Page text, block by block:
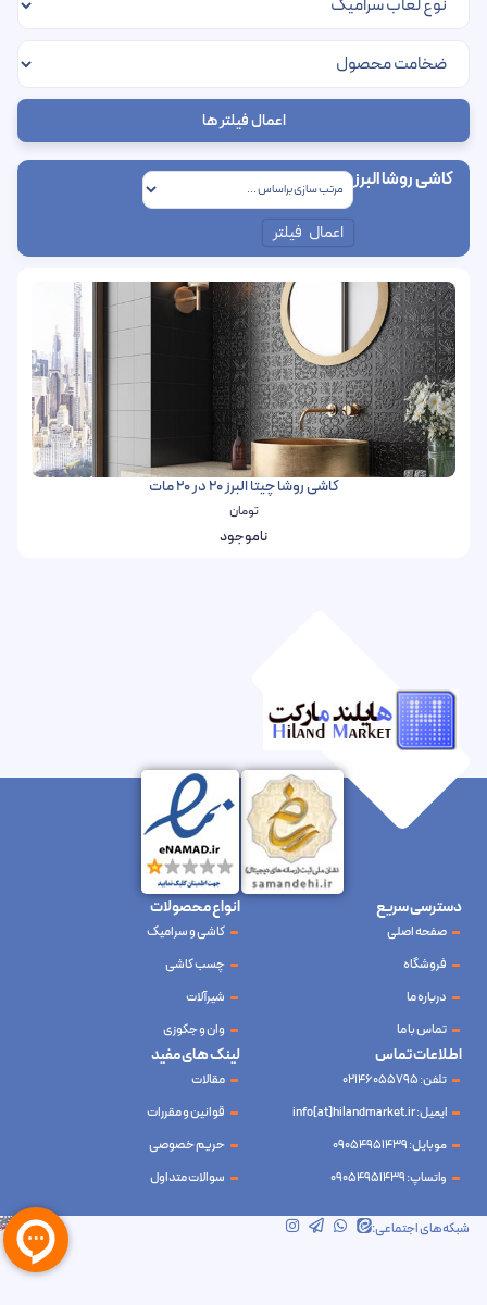
اعمال فیلتر ها
کاشی روشا البرز
اعمال فیلتر
کاشی روشا چیتا البرز 20 در 20 مات
تومان
ناموجود
شبکه‌های اجتماعی: شرکت آینده نوین سام آسیا – طراحی و سئو
ابرسرور
دسترسی سریع
صفحه اصلی
فروشگاه
درباره ما
تماس با ما
انواع محصولات
کاشی و سرامیک
چسب کاشی
شیرآلات
وان و جکوزی
لینک های مفید
مقالات
قوانین و مقررات
حریم خصوصی
سوالات متداول
اطلاعات تماس
تلفن: 02146055795
ایمیل: info[at]hilandmarket.ir
موبایل: 09054951439
واتساپ: 09054951439